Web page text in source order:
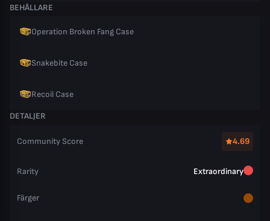
BEHÅLLARE
Operation Broken Fang Case
Snakebite Case
Recoil Case
DETALJER
Community Score 4.69
Rarity Extraordinary
Färger